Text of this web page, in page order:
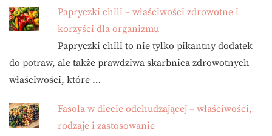
Papryczki chili – właściwości zdrowotne i
korzyści dla organizmu
Papryczki chili to nie tylko pikantny dodatek
do potraw, ale także prawdziwa skarbnica zdrowotnych
właściwości, które …
Fasola w diecie odchudzającej – właściwości,
rodzaje i zastosowanie